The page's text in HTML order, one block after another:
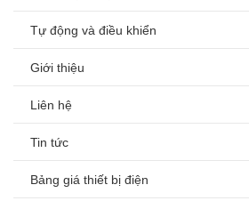
Tự động và điều khiển
Giới thiệu
Liên hệ
Tin tức
Bảng giá thiết bị điện